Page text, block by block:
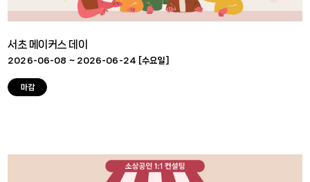
서초 메이커스 데이
2026-06-08 ~ 2026-06-24 [수요일]
마감